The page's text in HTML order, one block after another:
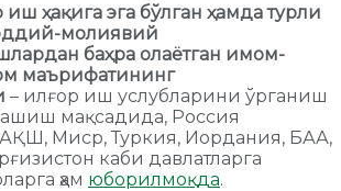
ҳақига эга бўлган ҳамда турли
молиявий
баҳра олаётган имом-
маърифатининг
– илғор иш услубларини ўрганиш
мақсадида, Россия
Миср, Туркия, Иордания, БАА,
каби давлатларга
ҳам юборилмоқда.